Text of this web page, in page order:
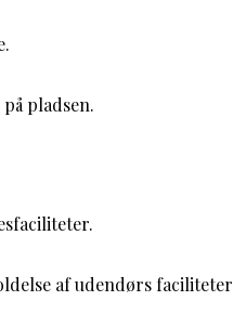
pladsen.
af udendørs faciliteter